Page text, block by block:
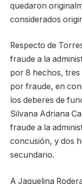
quedaron
considerados
Respecto de
fraude a la
por 8 hechos,
por fraude, en
los deberes de
Silvana Adriana
fraude a la
concusión, y dos
secundario.
A Jaquelina